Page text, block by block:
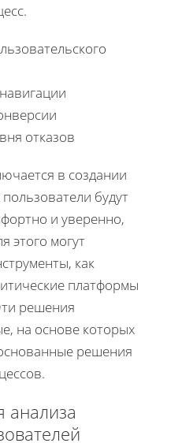
отказов
в создании
будут
и уверенно,
этого могут
как
платформы
решения
на основе которых
решения
анализа